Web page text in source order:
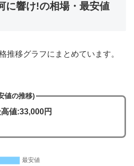
に響け!の相場・最安値
推移グラフにまとめています。
値の推移)
値:33,000円